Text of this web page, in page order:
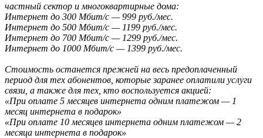
частный сектор и многоквартирные дома:
Интернет до 300 Мбит/с — 999 руб./мес.
Интернет до 500 Мбит/с — 1199 руб./мес.
Интернет до 700 Мбит/с — 1299 руб./мес.
Интернет до 1000 Мбит/с — 1399 руб./мес.
Стоимость останется прежней на весь предоплаченный
период для тех абонентов, которые заранее оплатили услуги
связи, а также для тех, кто воспользуется акцией:
«При оплате 5 месяцев интернета одним платежом — 1
месяц интернета в подарок»
«При оплате 10 месяцев интернета одним платежом — 2
месяца интернета в подарок»